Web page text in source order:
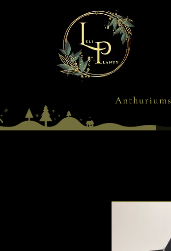
Anthuriums